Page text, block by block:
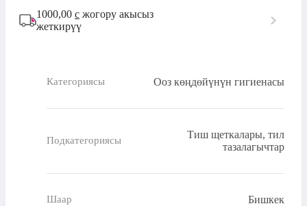
1000,00 с жогору акысыз
жеткирүү
Категориясы Ооз көңдөйүнүн гигиенасы
Подкатегориясы
Тиш щеткалары, тил
тазалагычтар
Шаар Бишкек